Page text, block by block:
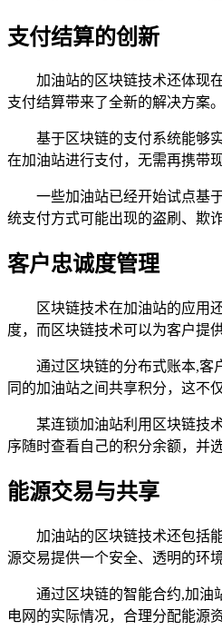
支付结算的创新
加油站的区块链技术还体现
支付结算带来了全新的解决方案。
基于区块链的支付系统能够
在加油站进行支付，无需再携带
一些加油站已经开始试点基
统支付方式可能出现的盗刷、欺
客户忠诚度管理
区块链技术在加油站的应用
度，而区块链技术可以为客户提
通过区块链的分布式账本,客
同的加油站之间共享积分，这不
某连锁加油站利用区块链技
序随时查看自己的积分余额，并
能源交易与共享
加油站的区块链技术还包括
源交易提供一个安全、透明的环境
通过区块链的智能合约,加油
电网的实际情况，合理分配能源